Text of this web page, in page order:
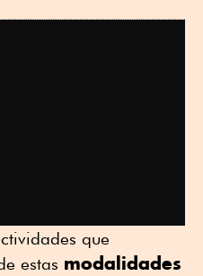
que
estas modalidades